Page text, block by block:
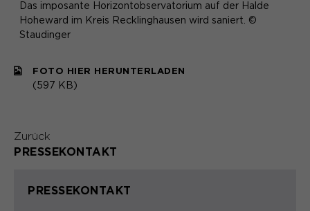
Das imposante Horizontobservatorium auf der Halde
Hoheward im Kreis Recklinghausen wird saniert. ©
Staudinger
FOTO HIER HERUNTERLADEN
(597 KB)
Zurück
PRESSEKONTAKT
PRESSEKONTAKT